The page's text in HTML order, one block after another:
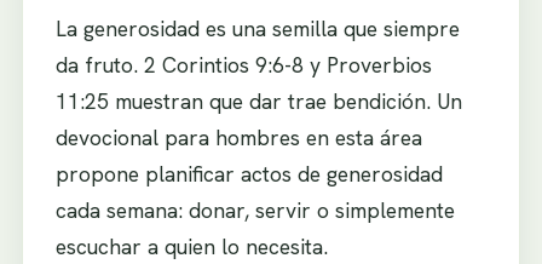
La generosidad es una semilla que siempre
da fruto. 2 Corintios 9:6-8 y Proverbios
11:25 muestran que dar trae bendición. Un
devocional para hombres en esta área
propone planificar actos de generosidad
cada semana: donar, servir o simplemente
escuchar a quien lo necesita.